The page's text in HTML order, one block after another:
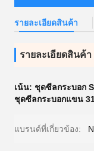
รายละเอียดสินค้า
รายละเอียดสินค้า
เน้น: ชุดซีลกระบอก
ชุดซีลกระบอกแขน
แบรนด์ที่เกี่ยวข้อง: